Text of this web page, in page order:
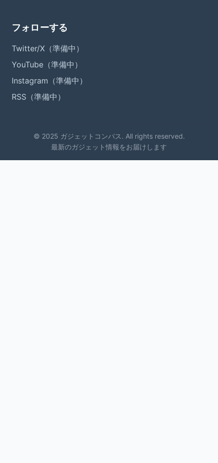
フォローする
Twitter/X（準備中）
YouTube（準備中）
Instagram（準備中）
RSS（準備中）
© 2025 ガジェットコンパス. All rights reserved.
最新のガジェット情報をお届けします